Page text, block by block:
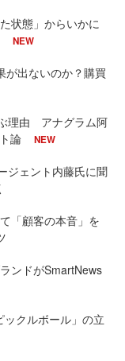
状態」からいかに
NEW
が出ないのか？購買
理由 アナグラム阿
論
NEW
ジェント内藤氏に聞
「顧客の本音」を
ンドがSmartNews
ックルボール」の立